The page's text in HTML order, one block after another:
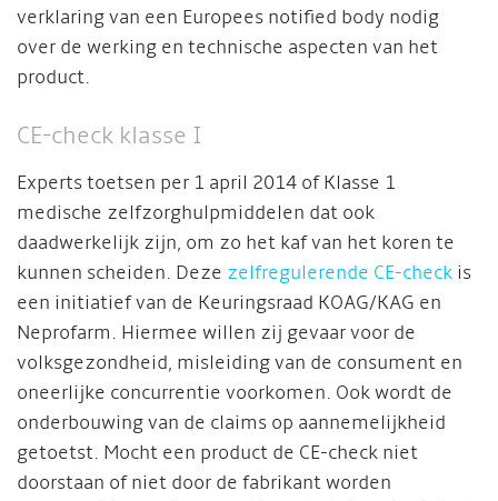
verklaring van een Europees notified body nodig
over de werking en technische aspecten van het
product.
CE-check klasse I
Experts toetsen per 1 april 2014 of Klasse 1
medische zelfzorghulpmiddelen dat ook
daadwerkelijk zijn, om zo het kaf van het koren te
kunnen scheiden. Deze zelfregulerende CE-check is
een initiatief van de Keuringsraad KOAG/KAG en
Neprofarm. Hiermee willen zij gevaar voor de
volksgezondheid, misleiding van de consument en
oneerlijke concurrentie voorkomen. Ook wordt de
onderbouwing van de claims op aannemelijkheid
getoetst. Mocht een product de CE-check niet
doorstaan of niet door de fabrikant worden